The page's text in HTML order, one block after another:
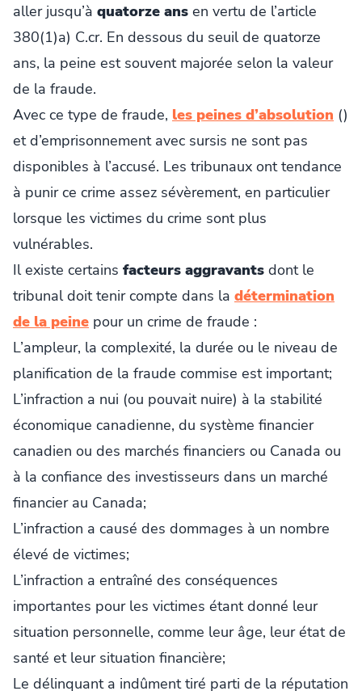
aller jusqu’à quatorze ans en vertu de l’article
380(1)a) C.cr. En dessous du seuil de quatorze
ans, la peine est souvent majorée selon la valeur
de la fraude.
Avec ce type de fraude, les peines d’absolution ()
et d’emprisonnement avec sursis ne sont pas
disponibles à l’accusé. Les tribunaux ont tendance
à punir ce crime assez sévèrement, en particulier
lorsque les victimes du crime sont plus
vulnérables.
Il existe certains facteurs aggravants dont le
tribunal doit tenir compte dans la détermination
de la peine pour un crime de fraude :
L’ampleur, la complexité, la durée ou le niveau de
planification de la fraude commise est important;
L’infraction a nui (ou pouvait nuire) à la stabilité
économique canadienne, du système financier
canadien ou des marchés financiers ou Canada ou
à la confiance des investisseurs dans un marché
financier au Canada;
L’infraction a causé des dommages à un nombre
élevé de victimes;
L’infraction a entraîné des conséquences
importantes pour les victimes étant donné leur
situation personnelle, comme leur âge, leur état de
santé et leur situation financière;
Le délinquant a indûment tiré parti de la réputation